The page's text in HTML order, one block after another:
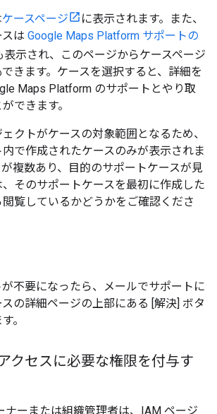
ケースページ
に表示されます。また、
は Google Maps Platform サポートの
表示され、このページからケースページ
きます。ケースを選択すると、詳細を
Maps Platform のサポートとやり取
できます。
クトがケースの対象範囲となるため、
で作成されたケースのみが表示されま
複数あり、目的のサポートケースが見
そのサポートケースを最初に作成した
覧しているかどうかをご確認くださ
不要になったら、メールでサポートに
の詳細ページの上部にある [解決] ボタ
。
クセスに必要な権限を付与す
ナーまたは組織管理者は、IAM ページ